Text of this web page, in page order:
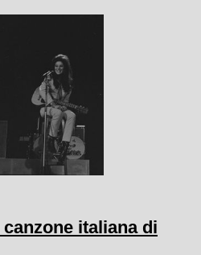
italiana di